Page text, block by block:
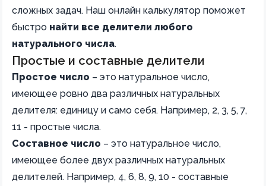
сложных задач. Наш онлайн калькулятор поможет
быстро найти все делители любого
натурального числа.
Простые и составные делители
Простое число – это натуральное число,
имеющее ровно два различных натуральных
делителя: единицу и само себя. Например, 2, 3, 5, 7,
11 - простые числа.
Составное число – это натуральное число,
имеющее более двух различных натуральных
делителей. Например, 4, 6, 8, 9, 10 - составные